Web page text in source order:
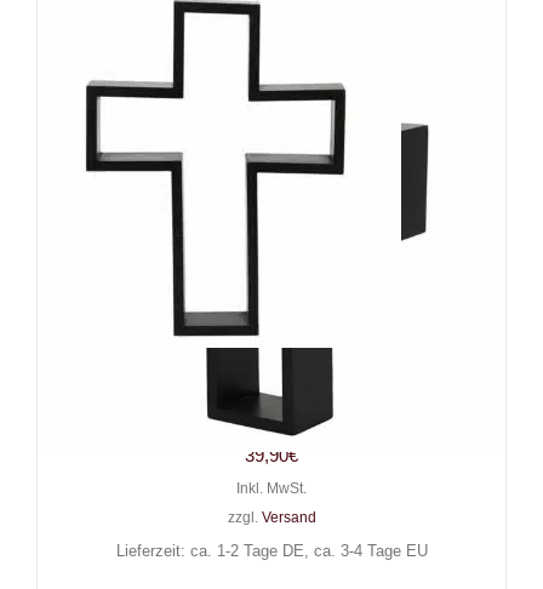
Spirit of Equinox Regal Black
Crucifix
39,90€
Inkl. MwSt.
zzgl. Versand
Lieferzeit: ca. 1-2 Tage DE, ca. 3-4 Tage EU